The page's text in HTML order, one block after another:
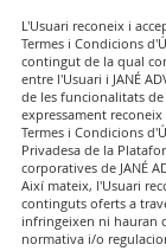
L'Usuari reconeix i
Termes i Condicions
contingut de la qual
entre l'Usuari i JANÉ
de les funcionalitats
expressament
Termes i Condicions
Privadesa de la
corporatives de JANÉ
Així mateix, l'Usuari
continguts oferts a
infringeixen ni hauran
normativa i/o